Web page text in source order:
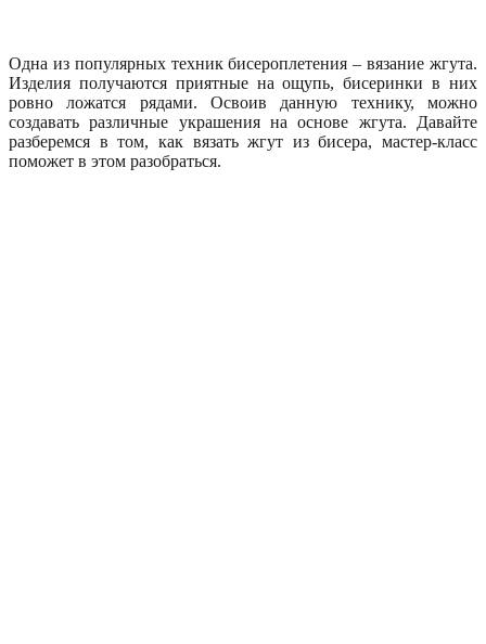
Одна из популярных техник бисероплетения – вязание жгута.
Изделия получаются приятные на ощупь, бисеринки в них
ровно ложатся рядами. Освоив данную технику, можно
создавать различные украшения на основе жгута. Давайте
разберемся в том, как вязать жгут из бисера, мастер-класс
поможет в этом разобраться.